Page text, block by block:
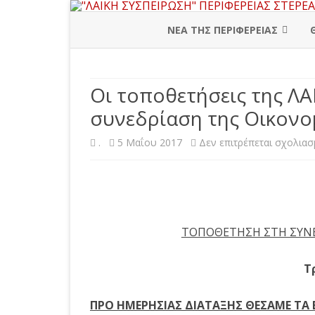
ΝΕΑ ΤΗΣ ΠΕΡΙΦΕΡΕΙΑΣ
ΒΟΙΩΤΙΑ
ΕΥΒΟΙΑ
ΕΥΡΥΤΑΝΙΑ
Οι τοποθετήσεις της
συνεδρίαση της
. 5 Μαΐου 2017 Δεν επιτρέπεται
ΤΟΠΟΘΕΤΗΣΗ ΣΤΗ
ΠΡΟ ΗΜΕΡΗΣΙΑΣ ΔΙΑΤΑΞΗΣ ΘΕΣΑΜΕ